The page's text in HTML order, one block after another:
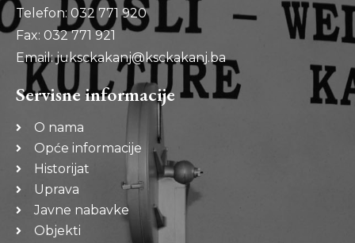
Telefon: 032 771 920
Fax: 032 771 921
Email: juksckakanj@ksckakanj.ba
Servisne informacije
O nama
Opće informacije
Historijat
Uprava
Javne nabavke
Objekti